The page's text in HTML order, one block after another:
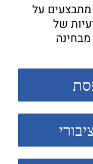
מתבצעים על
של